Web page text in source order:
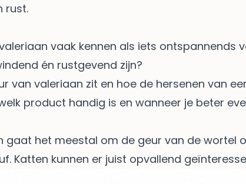
rust.
vaak kennen als iets ontspannends
én rustgevend zijn?
van valeriaan zit en hoe de hersenen van
product handig is en wanneer je beter
gaat het meestal om de geur van de wortel
Katten kunnen er juist opvallend